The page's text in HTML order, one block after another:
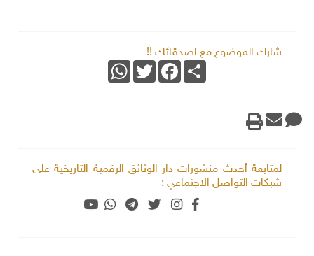
شارك الموضوع مع اصدقائك !!
Share
Facebook
Twitter
WhatsApp
لمتابعة أحدث منشورات دار الوثائق الرقمية التاريخية على
شبكات التواصل الاجتماعي :